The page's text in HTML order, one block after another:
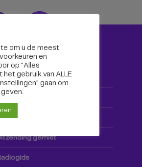
& TV
tv
Radio
gids
gemist
om u de meest
en
op "Alles
gebruik van ALLE
gaan om